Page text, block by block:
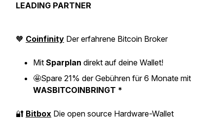
LEADING PARTNER
🧡 Coinfinity Der erfahrene Bitcoin Broker
Mit Sparplan direkt auf deine Wallet!
🤩Spare 21% der Gebühren für 6 Monate mit
WASBITCOINBRINGT *
🔐 Bitbox Die open source Hardware-Wallet